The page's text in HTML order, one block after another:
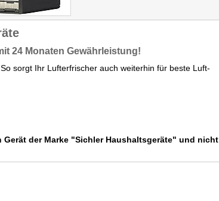
24 Monaten Gewährleistung!
sorgt Ihr Lufterfrischer auch weiterhin für beste Luft-
der Marke "Sichler Haushaltsgeräte" und nicht